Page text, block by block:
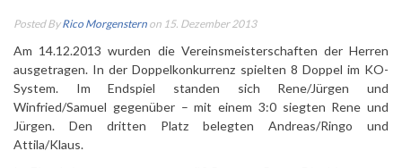
Posted ByRico Morgenstern on 15. Dezember 2013
Am 14.12.2013 wurden die Vereinsmeisterschaften der Herren
ausgetragen. In der Doppelkonkurrenz spielten 8 Doppel im KO-
System. Im Endspiel standen sich Rene/Jürgen und
Winfried/Samuel gegenüber – mit einem 3:0 siegten Rene und
Jürgen. Den dritten Platz belegten Andreas/Ringo und
Attila/Klaus.